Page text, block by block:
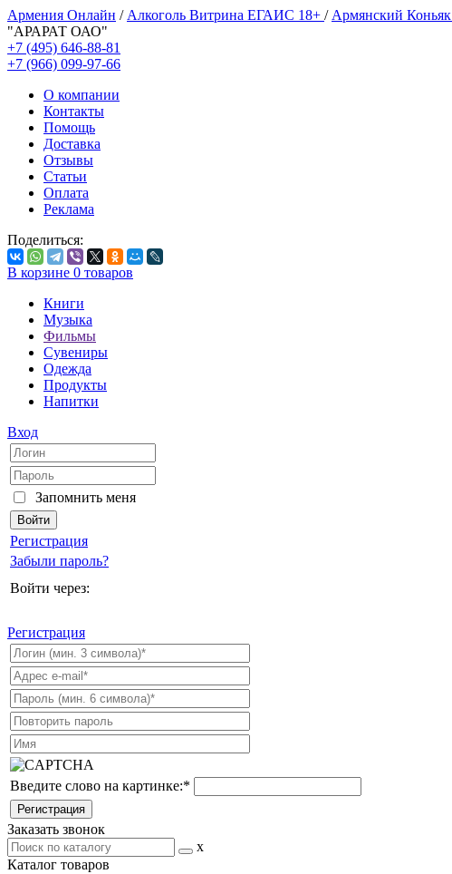
Армения Онлайн / Алкоголь Витрина ЕГАИС 18+ / Армянский Коньяк
"АРАРАТ ОАО"
+7 (495) 646-88-81
+7 (966) 099-97-66
О компании
Контакты
Помощь
Доставка
Отзывы
Статьи
Оплата
Реклама
Поделиться:
В корзине 0 товаров
Книги
Музыка
Фильмы
Сувениры
Одежда
Продукты
Напитки
Вход
Запомнить меня
Регистрация
Забыли пароль?
Войти через:
Регистрация
Введите слово на картинке:*
Заказать звонок
x
Каталог товаров